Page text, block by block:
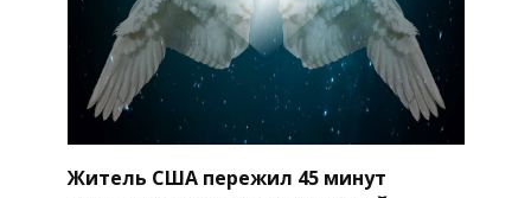
Житель США пережил 45 минут